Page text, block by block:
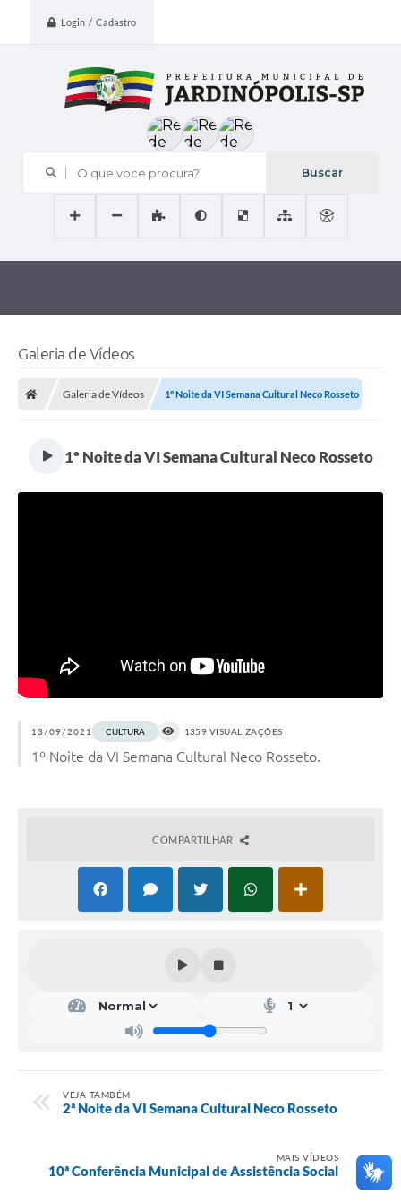
Login / Cadastro
O que voce procura?
Galeria de Vídeos
Galeria de Vídeos 1º Noite da VI Semana Cultural Neco Rosseto
1º Noite da VI Semana Cultural Neco Rosseto
13/09/2021 CULTURA 1359 VISUALIZAÇÕES
1º Noite da VI Semana Cultural Neco Rosseto.
COMPARTILHAR
VEJA TAMBÉM
2ª Noite da VI Semana Cultural Neco Rosseto
MAIS VÍDEOS
10ª Conferência Municipal de Assistência Social